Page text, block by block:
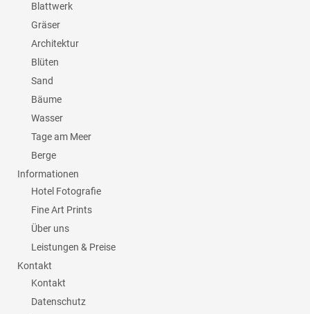
Blattwerk
Gräser
Architektur
Blüten
Sand
Bäume
Wasser
Tage am Meer
Berge
Informationen
Hotel Fotografie
Fine Art Prints
Über uns
Leistungen & Preise
Kontakt
Kontakt
Datenschutz